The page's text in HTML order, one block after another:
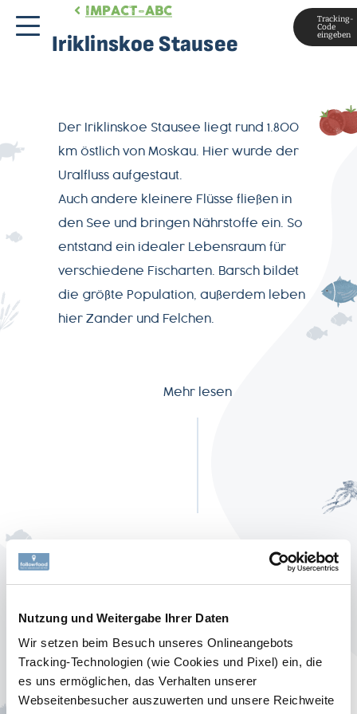
Nutzung und Weitergabe Ihrer Daten
Wir setzen beim Besuch unseres Onlineangebots
Tracking-Technologien (wie Cookies und Pixel) ein, die
es uns ermöglichen, das Verhalten unserer
Webseitenbesucher auszuwerten und unsere Reichweite
Tracking-
Code
eingeben
MAGAZIN
ÜBER
UNS
PRODUKTWELT
2890-
IMPACT-ABC
Iriklinskoe Stausee
Der Iriklinskoe Stausee liegt rund 1.800
km östlich von Moskau. Hier wurde der
Uralfluss aufgestaut.
Auch andere kleinere Flüsse fließen in
den See und bringen Nährstoffe ein. So
entstand ein idealer Lebensraum für
verschiedene Fischarten. Barsch bildet
die größte Population, außerdem leben
hier Zander und Felchen.
Mehr lesen
DIE BEWEGUNG
Für mehr Vielfalt in
der Welt